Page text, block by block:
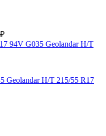
Geolandar H/T 215/55 R17